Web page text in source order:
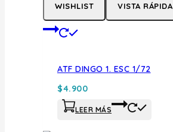
WISHLIST VISTA RÁPIDA
ATF DINGO 1. ESC 1/72
$4.900
LEER MÁS